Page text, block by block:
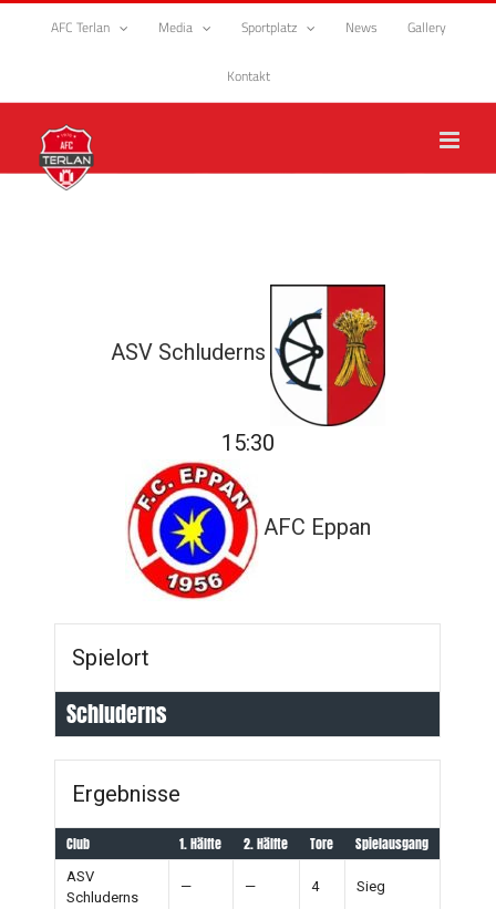
Zum
AFC Terlan Media Sportplatz News Gallery
Kontakt
ASV Schluderns
15:30
AFC Eppan
Spielort
Schluderns
Ergebnisse
Club 1. Hälfte 2. Hälfte Tore Spielausgang
ASV
Schluderns
— — 4 Sieg